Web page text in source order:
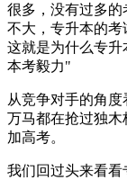
很多，没有过多
不大，专升本的考
这就是为什么专
本考毅力"
从竞争对手的角
万马都在抢过独
加高考。
我们回过头来看看